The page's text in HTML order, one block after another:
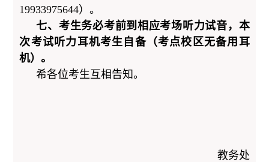
19933975644）。
七、考生务必考前到相应考场听力试音，本
次考试听力耳机考生自备（考点校区无备用耳
机）。
希各位考生互相告知。
教务处